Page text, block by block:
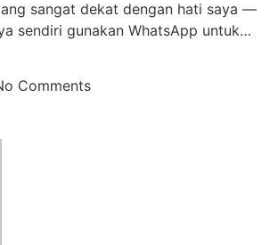
sangat dekat dengan hati saya —
sendiri gunakan WhatsApp untuk…
Comments